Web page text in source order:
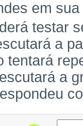
em
testar
a
tentará
a